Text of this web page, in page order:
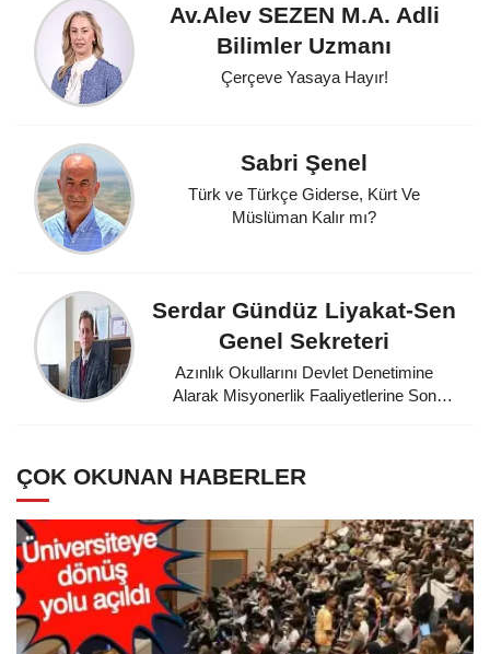
Av.Alev SEZEN M.A. Adli
Bilimler Uzmanı
Çerçeve Yasaya Hayır!
Sabri Şenel
Türk ve Türkçe Giderse, Kürt Ve
Müslüman Kalır mı?
Serdar Gündüz Liyakat-Sen
Genel Sekreteri
Azınlık Okullarını Devlet Denetimine
Alarak Misyonerlik Faaliyetlerine Son
ÇOK OKUNAN HABERLER